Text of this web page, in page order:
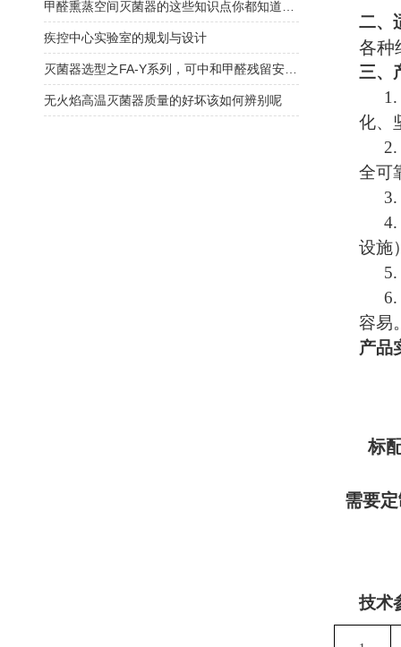
二、
各种
三、
化、
全可
设施
容易
产品
标
需要
技术
疾控中心实验室的规划与设计
无火焰高温灭菌器质量的好坏该如何辨别呢